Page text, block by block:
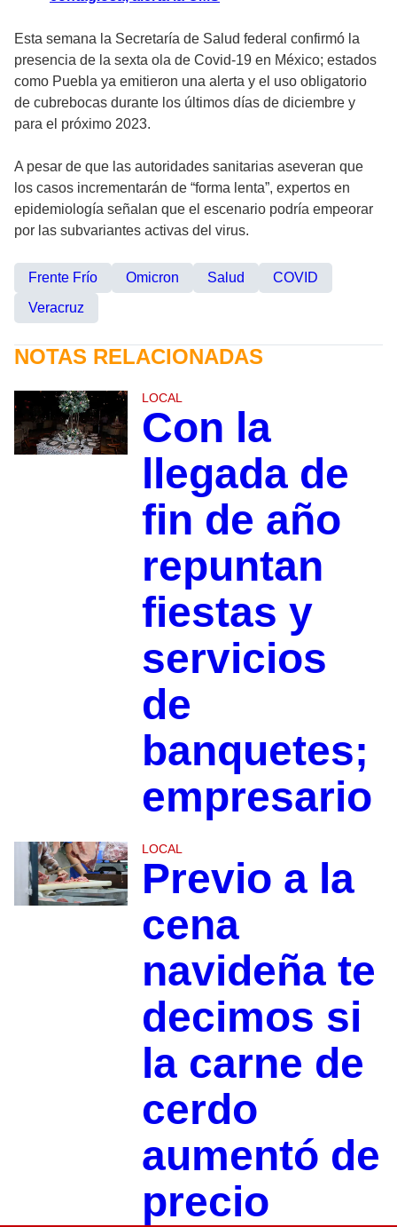
Esta semana la Secretaría de Salud federal confirmó la
presencia de la sexta ola de Covid-19 en México; estados
como Puebla ya emitieron una alerta y el uso obligatorio
de cubrebocas durante los últimos días de diciembre y
para el próximo 2023.
A pesar de que las autoridades sanitarias aseveran que
los casos incrementarán de “forma lenta”, expertos en
epidemiología señalan que el escenario podría empeorar
por las subvariantes activas del virus.
Frente Frío Omicron Salud
COVID
Veracruz
NOTAS RELACIONADAS
LOCAL
Con la
llegada de
fin de año
repuntan
fiestas y
servicios
de
banquetes;
empresario
LOCAL
Previo a la
cena
navideña te
decimos si
la carne de
cerdo
aumentó de
precio